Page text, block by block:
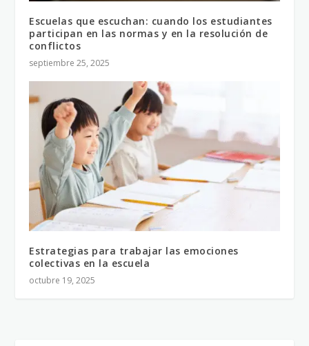
Escuelas que escuchan: cuando los estudiantes
participan en las normas y en la resolución de
conflictos
septiembre 25, 2025
Estrategias para trabajar las emociones
colectivas en la escuela
octubre 19, 2025